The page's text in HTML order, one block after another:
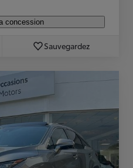
concession
Sauvegardez